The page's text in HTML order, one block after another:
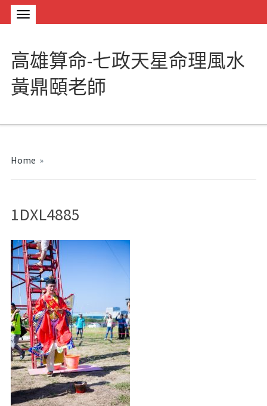
高雄算命-七政天星命理風水
黃鼎頤老師
Home »
1DXL4885